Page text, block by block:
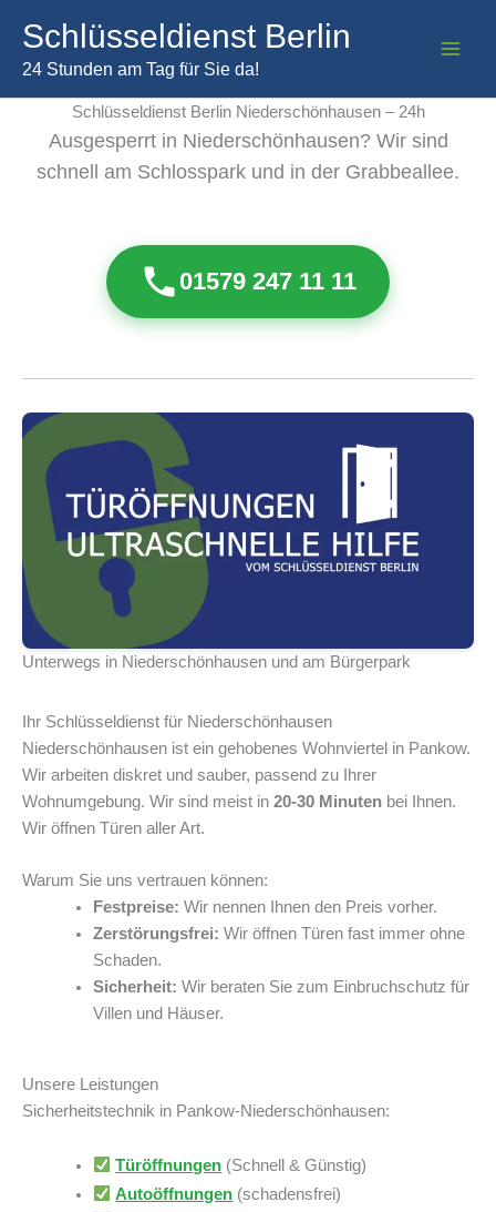
Inhalt
springen
Schlüsseldienst Berlin
24 Stunden am Tag für Sie da!
Schlüsseldienst Berlin Niederschönhausen – 24h
Ausgesperrt in Niederschönhausen? Wir sind
schnell am Schlosspark und in der Grabbeallee.
01579 247 11 11
Unterwegs in Niederschönhausen und am Bürgerpark
Ihr Schlüsseldienst für Niederschönhausen
Niederschönhausen ist ein gehobenes Wohnviertel in Pankow.
Wir arbeiten diskret und sauber, passend zu Ihrer
Wohnumgebung. Wir sind meist in 20-30 Minuten bei Ihnen.
Wir öffnen Türen aller Art.
Warum Sie uns vertrauen können:
Festpreise: Wir nennen Ihnen den Preis vorher.
Zerstörungsfrei: Wir öffnen Türen fast immer ohne
Schaden.
Sicherheit: Wir beraten Sie zum Einbruchschutz für
Villen und Häuser.
Unsere Leistungen
Sicherheitstechnik in Pankow-Niederschönhausen:
Türöffnungen (Schnell & Günstig)
Autoöffnungen (schadensfrei)